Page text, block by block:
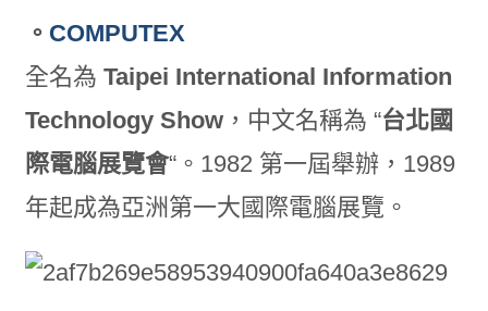
。 COMPUTEX
全名為 Taipei International Information
Technology Show，中文名稱為 “台北國
際電腦展覽會“。1982 第一屆舉辦，1989
年起成為亞洲第一大國際電腦展覽。